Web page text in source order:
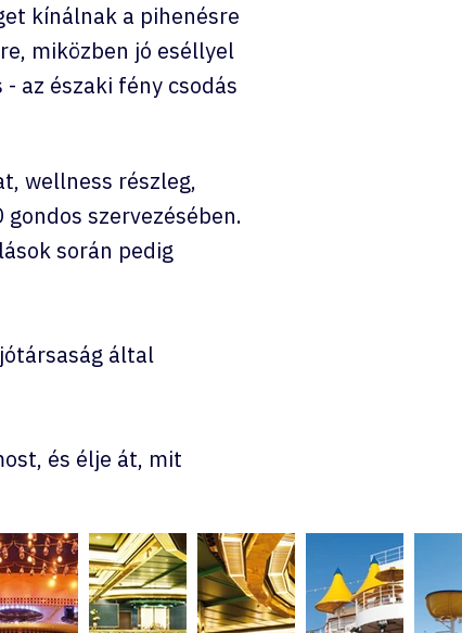
kínálnak a pihenésre
miközben jó eséllyel
az északi fény csodás
wellness részleg,
szervezésében.
során pedig
által
és élje át, mit